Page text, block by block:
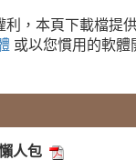
，本頁下載檔提
或以您慣用的軟體
人包